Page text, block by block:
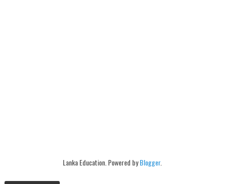
Lanka Education. Powered byBlogger.